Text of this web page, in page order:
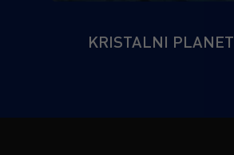
KRISTALNI PLANET